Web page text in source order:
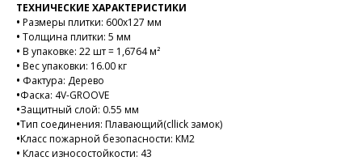
ТЕХНИЧЕСКИЕ ХАРАКТЕРИСТИКИ
• Размеры плитки: 600х127 мм
• Толщина плитки: 5 мм
• В упаковке: 22 шт = 1,6764 м²
• Вес упаковки: 16.00 кг
• Фактура: Дерево
•Фаска: 4V-GROOVE
•Защитный слой: 0.55 мм
•Тип соединения: Плавающий(cllick замок)
•Класс пожарной безопасности: КМ2
• Класс износостойкости: 43